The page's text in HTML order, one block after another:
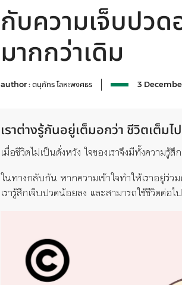
กับความเจ็บปวด
มากกว่าเดิม
author :ตนุภัทร โลหะพงศธร 3
เราต่างรู้กันอยู่เต็มอกว่า ชีวิตเต็ม
เมื่อชีวิตไม่เป็นดั่งหวัง ใจของเราจึงมีทั้งความรู้
ในทางกลับกัน หากความเข้าใจทำให้เราอยู่ร่
เรารู้สึกเจ็บปวดน้อยลง และสามารถใช้ชีวิตต่อไ